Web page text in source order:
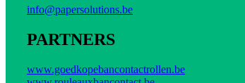
info@papersolutions.be
PARTNERS
www.goedkopebancontactrollen.be